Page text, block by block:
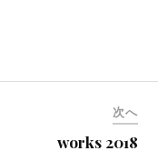
次へ
works 2018